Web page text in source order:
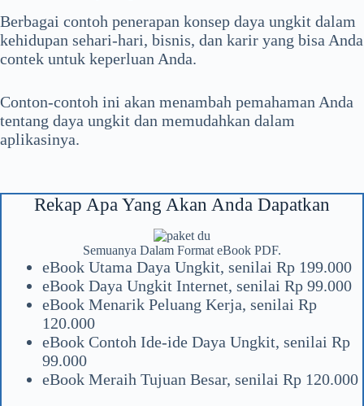
Berbagai contoh penerapan konsep daya ungkit dalam
kehidupan sehari-hari, bisnis, dan karir yang bisa Anda
contek untuk keperluan Anda.
Conton-contoh ini akan menambah pemahaman Anda
tentang daya ungkit dan memudahkan dalam
aplikasinya.
Rekap Apa Yang Akan Anda Dapatkan
Semuanya Dalam Format eBook PDF.
eBook Utama Daya Ungkit, senilai Rp 199.000
eBook Daya Ungkit Internet, senilai Rp 99.000
eBook Menarik Peluang Kerja, senilai Rp
120.000
eBook Contoh Ide-ide Daya Ungkit, senilai Rp
99.000
eBook Meraih Tujuan Besar, senilai Rp 120.000